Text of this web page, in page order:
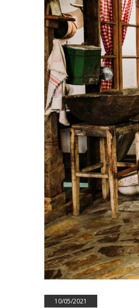
10/05/2021